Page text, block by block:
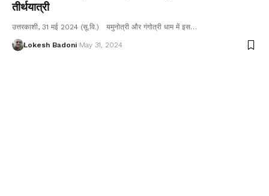
तीर्थयात्री
उत्तरकाशी, 31 मई 2024 (सू.वि.) यमुनोत्री और गंगोत्री धाम में इस…
Lokesh Badoni May 31, 2024